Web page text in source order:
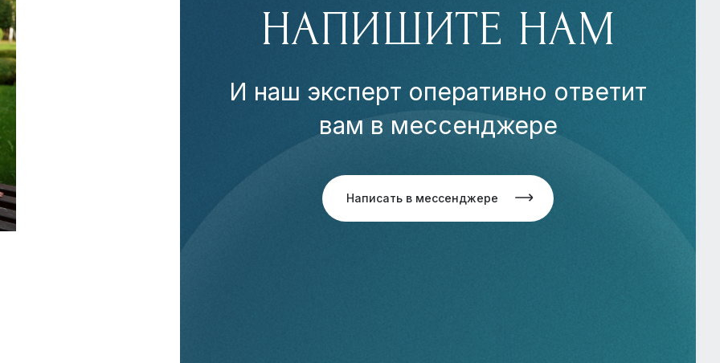
НАПИШИТЕ НАМ
И наш эксперт оперативно ответит
вам в мессенджере
Написать в мессенджере